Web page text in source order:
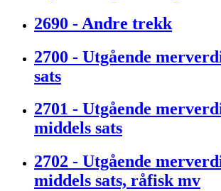
2690 - Andre trekk
2700 - Utgående
sats
2701 - Utgående
middels sats
2702 - Utgående
middels sats, råfisk mv